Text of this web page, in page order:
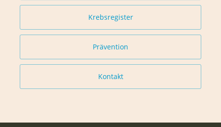
Krebsregister
Prävention
Kontakt